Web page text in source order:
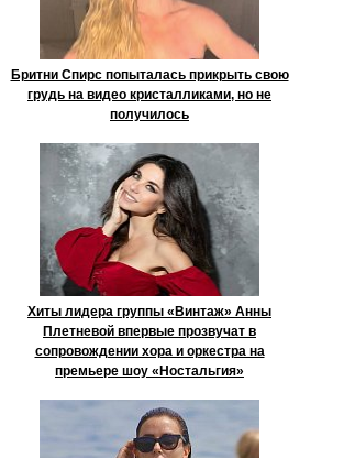
Бритни Спирс попыталась прикрыть свою
грудь на видео кристалликами, но не
получилось
Хиты лидера группы «Винтаж» Анны
Плетневой впервые прозвучат в
сопровождении хора и оркестра на
премьере шоу «Ностальгия»